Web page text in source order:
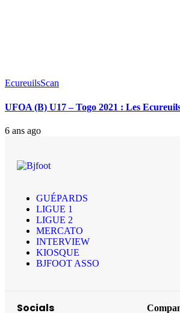
EcureuilsScan
UFOA (B) U17 – Togo 2021 : Les
6 ans ago
GUÉPARDS
LIGUE 1
LIGUE 2
MERCATO
INTERVIEW
KIOSQUE
BJFOOT ASSO
Socials